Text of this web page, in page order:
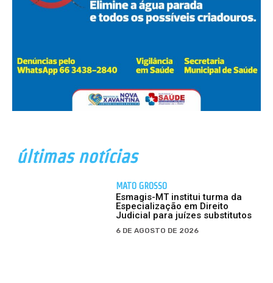
últimas notícias
MATO GROSSO
Esmagis-MT institui turma da
Especialização em Direito
Judicial para juízes substitutos
6 DE AGOSTO DE 2026